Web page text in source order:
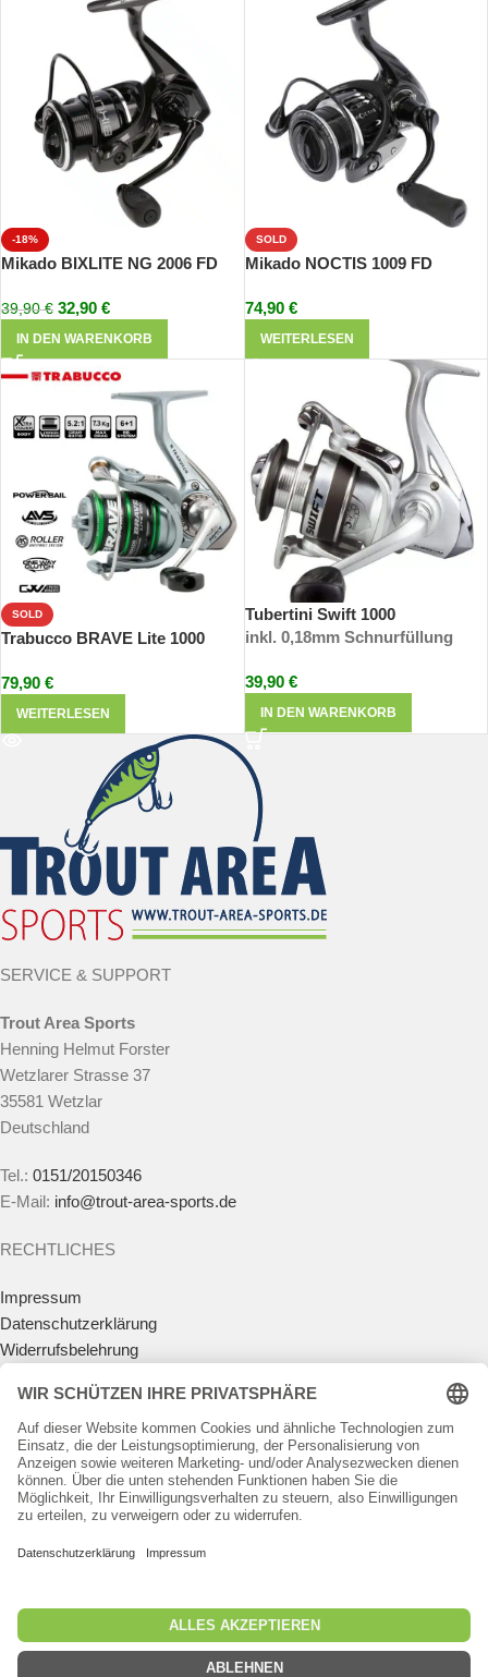
-18%
Mikado BIXLITE NG 2006 FD
39,90€ 32,90 €
IN DEN WARENKORB
SOLD
Mikado NOCTIS 1009 FD
74,90 €
WEITERLESEN
SOLD
Trabucco BRAVE Lite 1000
79,90 €
WEITERLESEN
Tubertini Swift 1000
inkl. 0,18mm Schnurfüllung
39,90 €
IN DEN WARENKORB
SERVICE & SUPPORT
Trout Area Sports
Henning Helmut Forster
Wetzlarer Strasse 37
35581 Wetzlar
Deutschland
Tel.: 0151/20150346
E-Mail: info@trout-area-sports.de
RECHTLICHES
Impressum
Datenschutzerklärung
Widerrufsbelehrung
Allgemeine Geschäftsbedingungen
Zahlungsmöglichkeiten
Versandkosten
Batteriegesetz
Teilnahmebedingungen Gewinnspiel
KUNDENKONTO
Passwort vergessen